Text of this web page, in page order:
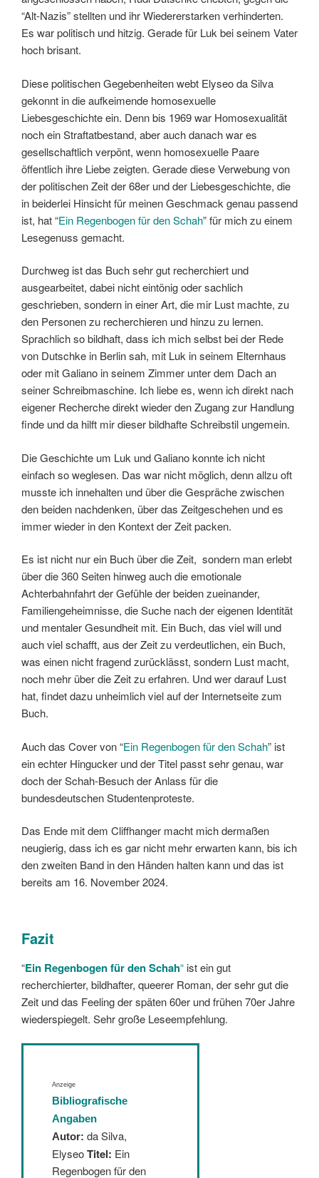
“Alt-Nazis” stellten und ihr Wiedererstarken verhinderten.
Es war politisch und hitzig. Gerade für Luk bei seinem Vater
hoch brisant.
Diese politischen Gegebenheiten webt Elyseo da Silva
gekonnt in die aufkeimende homosexuelle
Liebesgeschichte ein. Denn bis 1969 war Homosexualität
noch ein Straftatbestand, aber auch danach war es
gesellschaftlich verpönt, wenn homosexuelle Paare
öffentlich ihre Liebe zeigten. Gerade diese Verwebung von
der politischen Zeit der 68er und der Liebesgeschichte, die
in beiderlei Hinsicht für meinen Geschmack genau passend
ist, hat “Ein Regenbogen für den Schah” für mich zu einem
Lesegenuss gemacht.
Durchweg ist das Buch sehr gut recherchiert und
ausgearbeitet, dabei nicht eintönig oder sachlich
geschrieben, sondern in einer Art, die mir Lust machte, zu
den Personen zu recherchieren und hinzu zu lernen.
Sprachlich so bildhaft, dass ich mich selbst bei der Rede
von Dutschke in Berlin sah, mit Luk in seinem Elternhaus
oder mit Galiano in seinem Zimmer unter dem Dach an
seiner Schreibmaschine. Ich liebe es, wenn ich direkt nach
eigener Recherche direkt wieder den Zugang zur Handlung
finde und da hilft mir dieser bildhafte Schreibstil ungemein.
Die Geschichte um Luk und Galiano konnte ich nicht
einfach so weglesen. Das war nicht möglich, denn allzu oft
musste ich innehalten und über die Gespräche zwischen
den beiden nachdenken, über das Zeitgeschehen und es
immer wieder in den Kontext der Zeit packen.
Es ist nicht nur ein Buch über die Zeit, sondern man erlebt
über die 360 Seiten hinweg auch die emotionale
Achterbahnfahrt der Gefühle der beiden zueinander,
Familiengeheimnisse, die Suche nach der eigenen Identität
und mentaler Gesundheit mit. Ein Buch, das viel will und
auch viel schafft, aus der Zeit zu verdeutlichen, ein Buch,
was einen nicht fragend zurücklässt, sondern Lust macht,
noch mehr über die Zeit zu erfahren. Und wer darauf Lust
hat, findet dazu unheimlich viel auf der Internetseite zum
Buch.
Auch das Cover von “Ein Regenbogen für den Schah” ist
ein echter Hingucker und der Titel passt sehr genau, war
doch der Schah-Besuch der Anlass für die
bundesdeutschen Studentenproteste.
Das Ende mit dem Cliffhanger macht mich dermaßen
neugierig, dass ich es gar nicht mehr erwarten kann, bis ich
den zweiten Band in den Händen halten kann und das ist
bereits am 16. November 2024.
Fazit
“Ein Regenbogen für den Schah“ ist ein gut
recherchierter, bildhafter, queerer Roman, der sehr gut die
Zeit und das Feeling der späten 60er und frühen 70er Jahre
wiederspiegelt. Sehr große Leseempfehlung.
Anzeige
Bibliografische
Angaben
Autor: da Silva,
ElyseoTitel: Ein
Regenbogen für den